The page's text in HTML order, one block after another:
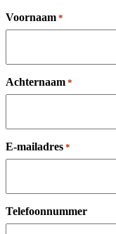
Voornaam *
Achternaam *
E-mailadres *
Telefoonnummer